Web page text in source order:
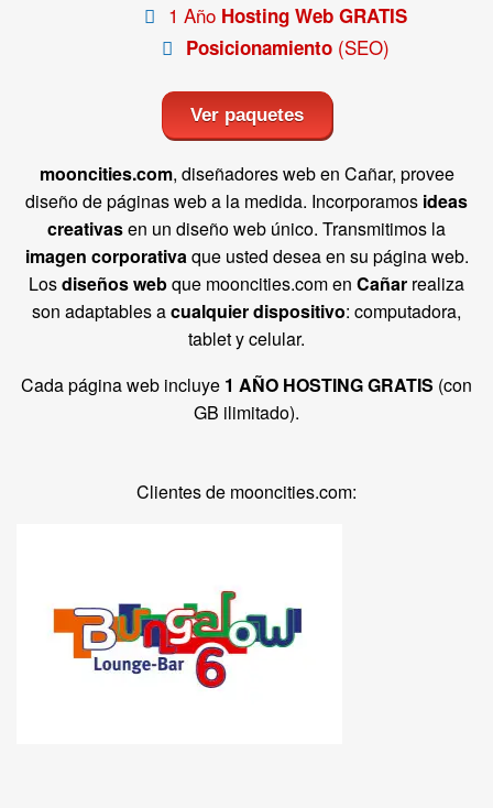
1 Año Hosting Web GRATIS
Posicionamiento(SEO)
Ver paquetes
mooncities.com, diseñadores web en Cañar, provee
diseño de páginas web a la medida. Incorporamos ideas
creativasen un diseño web único. Transmitimos la
imagen corporativaque usted desea en su página web.
Losdiseños webque mooncities.com en Cañar realiza
son adaptables acualquier dispositivo: computadora,
tablet y celular.
Cada página web incluye 1 AÑO HOSTING GRATIS (con
GB ilimitado).
Clientes de mooncities.com: